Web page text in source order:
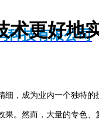
科技有限公司
术更好地
细，成为业内一个独特
果。然而，大量的专色